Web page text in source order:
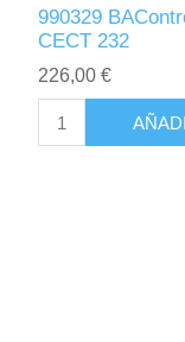
990329
CECT 232
226,00 €